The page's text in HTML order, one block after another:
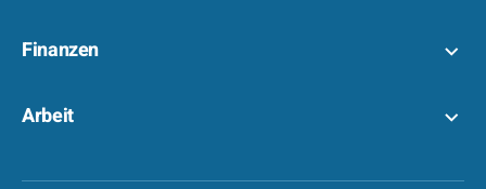
Finanzen
Arbeit